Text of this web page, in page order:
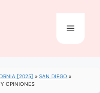
Menú
[2025] »SAN DIEGO »
OPINIONES